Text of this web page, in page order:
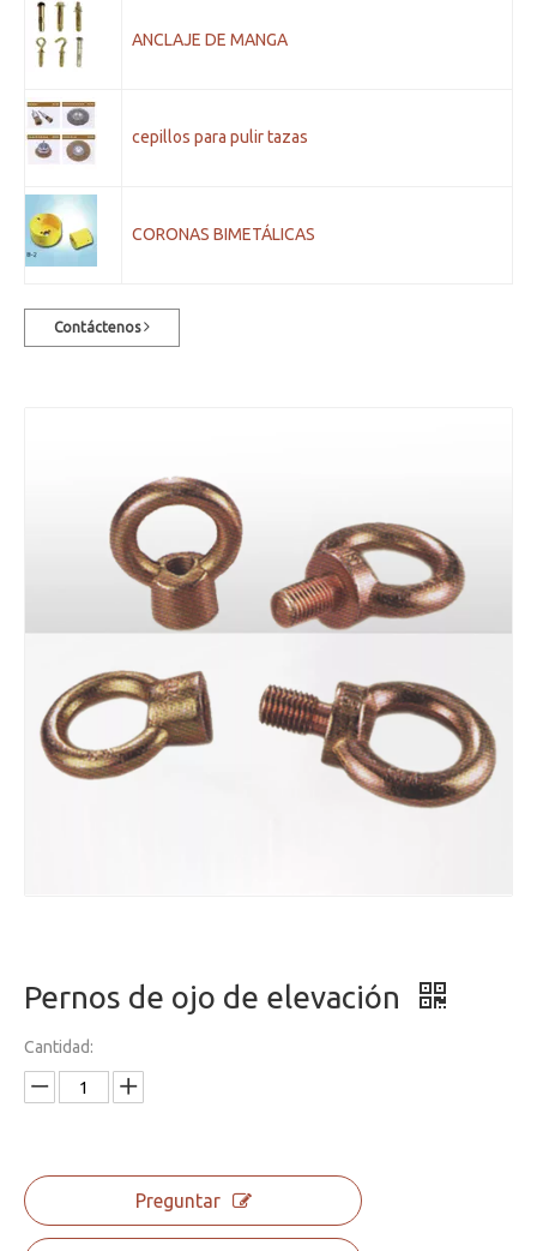
ANCLAJE DE MANGA
cepillos para pulir tazas
CORONAS BIMETÁLICAS
Contáctenos
Pernos de ojo de elevación
Cantidad:
Preguntar